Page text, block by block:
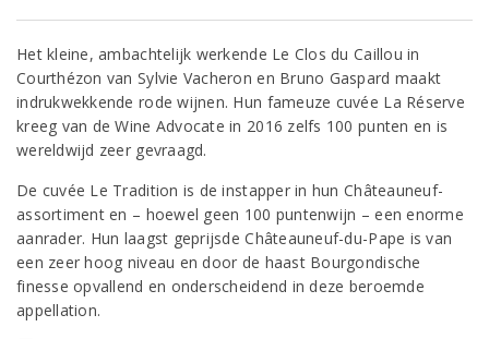
Het kleine, ambachtelijk werkende Le Clos du Caillou in
Courthézon van Sylvie Vacheron en Bruno Gaspard maakt
indrukwekkende rode wijnen. Hun fameuze cuvée La Réserve
kreeg van de Wine Advocate in 2016 zelfs 100 punten en is
wereldwijd zeer gevraagd.
De cuvée Le Tradition is de instapper in hun Châteauneuf-
assortiment en – hoewel geen 100 puntenwijn – een enorme
aanrader. Hun laagst geprijsde Châteauneuf-du-Pape is van
een zeer hoog niveau en door de haast Bourgondische
finesse opvallend en onderscheidend in deze beroemde
appellation.